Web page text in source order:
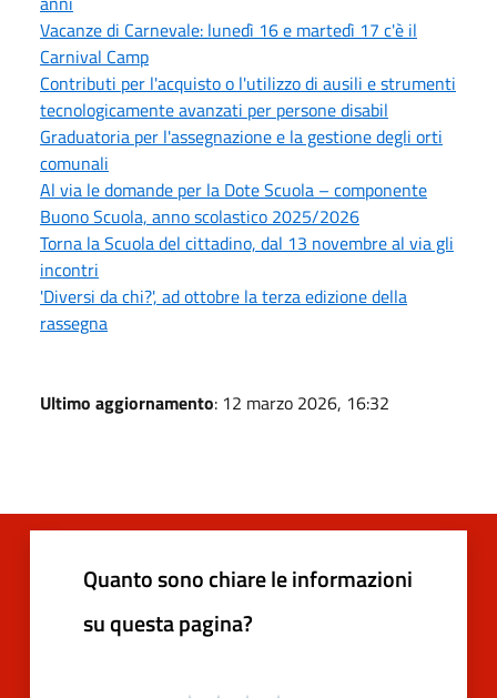
Vacanze di Carnevale: lunedì 16 e martedì 17 c'è il
Carnival Camp
Contributi per l'acquisto o l'utilizzo di ausili e strumenti
tecnologicamente avanzati per persone disabil
Graduatoria per l'assegnazione e la gestione degli orti
comunali
Al via le domande per la Dote Scuola – componente
Buono Scuola, anno scolastico 2025/2026
Torna la Scuola del cittadino, dal 13 novembre al via gli
incontri
'Diversi da chi?', ad ottobre la terza edizione della
rassegna
Ultimo aggiornamento: 12 marzo 2026, 16:32
Quanto sono chiare le informazioni
su questa pagina?